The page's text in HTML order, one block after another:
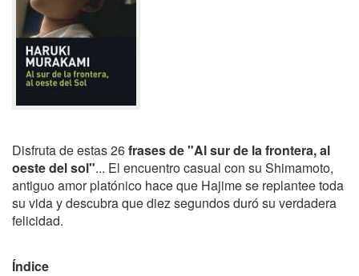
Disfruta de estas 26frases de "Al sur de la frontera, al
oeste del sol"... El encuentro casual con su Shimamoto,
antiguo amor platónico hace que Hajime se replantee toda
su vida y descubra que diez segundos duró su verdadera
felicidad.
Índice